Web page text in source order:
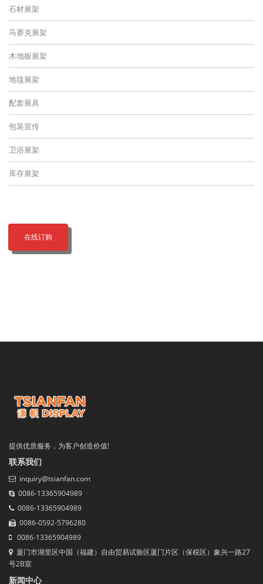
石材展架
马赛克展架
木地板展架
地毯展架
配套展具
包装宣传
卫浴展架
库存展架
在线订购
提供优质服务，为客户创造价值!
联系我们
inquiry@tsianfan.com
0086-13365904989
0086-13365904989
0086-0592-5796280
0086-13365904989
厦门市湖里区中国（福建）自由贸易试验区厦门片区（保税区）象兴一路27
号2B室
新闻中心